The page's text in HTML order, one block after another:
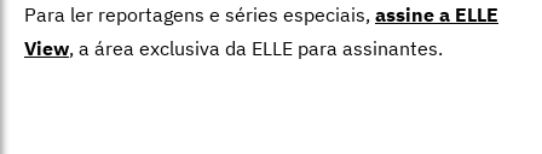
Para ler reportagens e séries especiais, assine a ELLE
View, a área exclusiva da ELLE para assinantes.